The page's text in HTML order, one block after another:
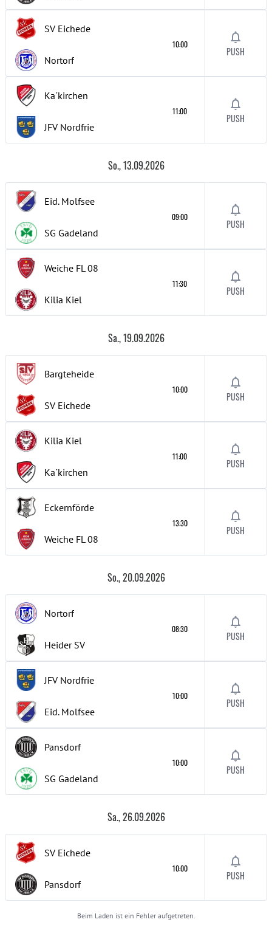
SV Eichede
Nortorf
10:00
PUSH
Ka´kirchen
JFV Nordfrie
11:00
PUSH
So., 13.09.2026
Eid. Molfsee
SG Gadeland
09:00
PUSH
Weiche FL 08
Kilia Kiel
11:30
PUSH
Sa., 19.09.2026
Bargteheide
SV Eichede
10:00
PUSH
Kilia Kiel
Ka´kirchen
11:00
PUSH
Eckernförde
Weiche FL 08
13:30
PUSH
So., 20.09.2026
Nortorf
Heider SV
08:30
PUSH
JFV Nordfrie
Eid. Molfsee
10:00
PUSH
Pansdorf
SG Gadeland
10:00
PUSH
Sa., 26.09.2026
SV Eichede
Pansdorf
10:00
PUSH
Beim Laden ist ein Fehler aufgetreten.